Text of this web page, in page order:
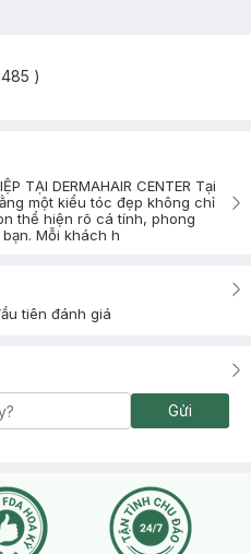
)
TẠI DERMAHAIR CENTER Tại
một kiểu tóc đẹp không chỉ
thể hiện rõ cá tính, phong
Mỗi khách h
tiên đánh giá
Gửi